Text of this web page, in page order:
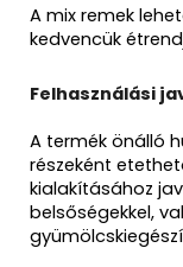
A mix remek
kedvencük
Felhasználási
A termék önálló
részeként
kialakításához
belsőségekkel,